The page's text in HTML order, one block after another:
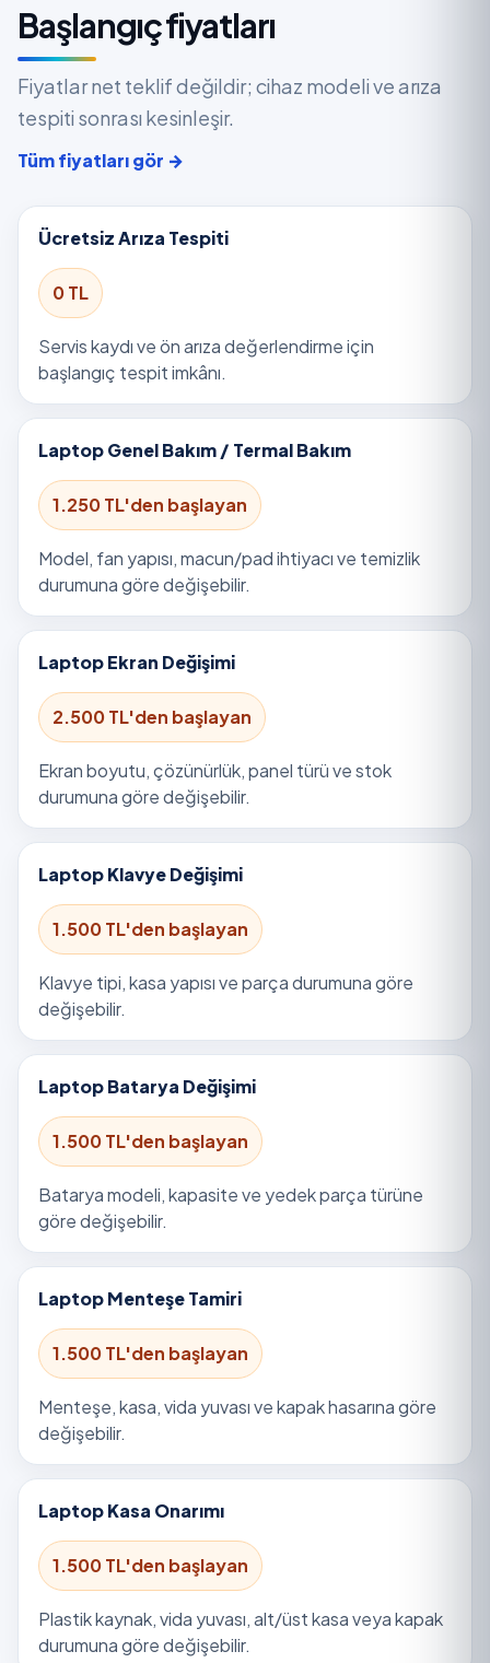
Başlangıç fiyatları
Fiyatlar net teklif değildir; cihaz modeli ve arıza
tespiti sonrası kesinleşir.
Tüm fiyatları gör →
Ücretsiz Arıza Tespiti
0 TL
Servis kaydı ve ön arıza değerlendirme için
başlangıç tespit imkânı.
Laptop Genel Bakım / Termal Bakım
1.250 TL'den başlayan
Model, fan yapısı, macun/pad ihtiyacı ve temizlik
durumuna göre değişebilir.
Laptop Ekran Değişimi
2.500 TL'den başlayan
Ekran boyutu, çözünürlük, panel türü ve stok
durumuna göre değişebilir.
Laptop Klavye Değişimi
1.500 TL'den başlayan
Klavye tipi, kasa yapısı ve parça durumuna göre
değişebilir.
Laptop Batarya Değişimi
1.500 TL'den başlayan
Batarya modeli, kapasite ve yedek parça türüne
göre değişebilir.
Laptop Menteşe Tamiri
1.500 TL'den başlayan
Menteşe, kasa, vida yuvası ve kapak hasarına göre
değişebilir.
Laptop Kasa Onarımı
1.500 TL'den başlayan
Plastik kaynak, vida yuvası, alt/üst kasa veya kapak
durumuna göre değişebilir.